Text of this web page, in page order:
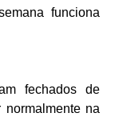
funciona
fechados de
na